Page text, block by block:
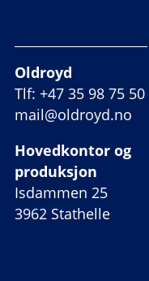
Oldroyd
Tlf: +47 35 98 75 50
mail@oldroyd.no
Hovedkontor og
produksjon
Isdammen 25
3962 Stathelle